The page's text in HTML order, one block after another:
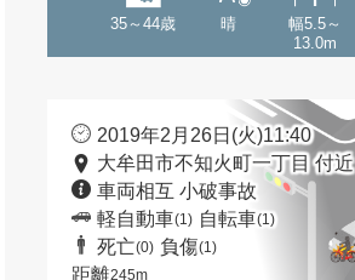
35～44歳 晴
幅5.5～
13.0m
2019年2月26日(火)11:40
大牟田市不知火町一丁目 付近
車両相互 小破事故
軽自動車(1) 自転車(1)
死亡(0) 負傷(1)
距離245m